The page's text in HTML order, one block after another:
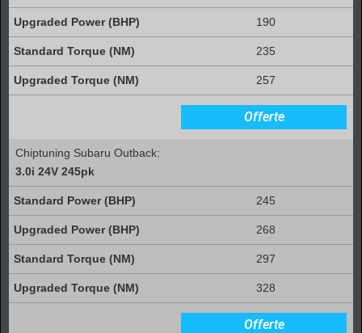
190
235
257
Offerte
Chiptuning Subaru Outback:
3.0i 24V 245pk
245
268
297
328
Offerte